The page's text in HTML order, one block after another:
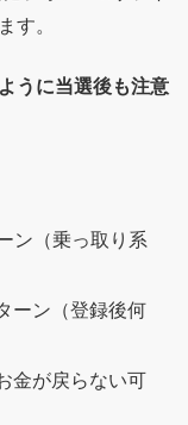
す。
うに当選後も注意
ン（乗っ取り系
ーン（登録後何
金が戻らない可